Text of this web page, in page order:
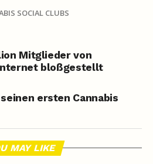
SOCIAL CLUBS
Mitglieder von
bloßgestellt
ersten Cannabis
MAY LIKE